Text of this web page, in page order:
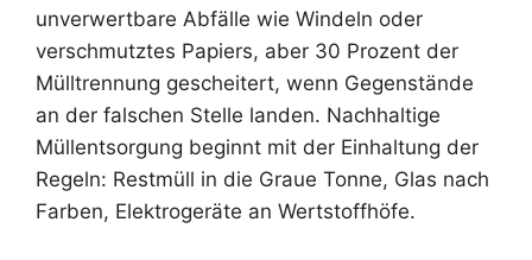
unverwertbare Abfälle wie Windeln oder
verschmutztes Papiers, aber 30 Prozent der
Mülltrennung gescheitert, wenn Gegenstände
an der falschen Stelle landen. Nachhaltige
Müllentsorgung beginnt mit der Einhaltung der
Regeln: Restmüll in die Graue Tonne, Glas nach
Farben, Elektrogeräte an Wertstoffhöfe.